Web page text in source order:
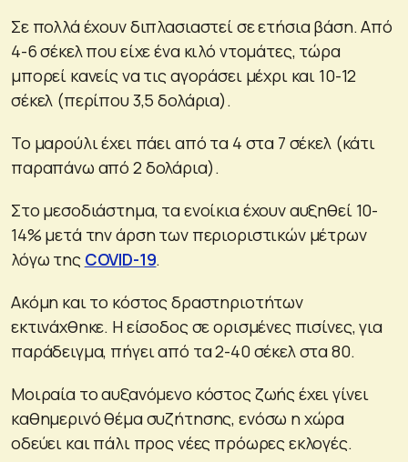
Σε πολλά έχουν διπλασιαστεί σε ετήσια βάση. Από
4-6 σέκελ που είχε ένα κιλό ντομάτες, τώρα
μπορεί κανείς να τις αγοράσει μέχρι και 10-12
σέκελ (περίπου 3,5 δολάρια).
Το μαρούλι έχει πάει από τα 4 στα 7 σέκελ (κάτι
παραπάνω από 2 δολάρια).
Στο μεσοδιάστημα, τα ενοίκια έχουν αυξηθεί 10-
14% μετά την άρση των περιοριστικών μέτρων
λόγω της COVID-19.
Ακόμη και το κόστος δραστηριοτήτων
εκτινάχθηκε. Η είσοδος σε ορισμένες πισίνες, για
παράδειγμα, πήγει από τα 2-40 σέκελ στα 80.
Μοιραία το αυξανόμενο κόστος ζωής έχει γίνει
καθημερινό θέμα συζήτησης, ενόσω η χώρα
οδεύει και πάλι προς νέες πρόωρες εκλογές.